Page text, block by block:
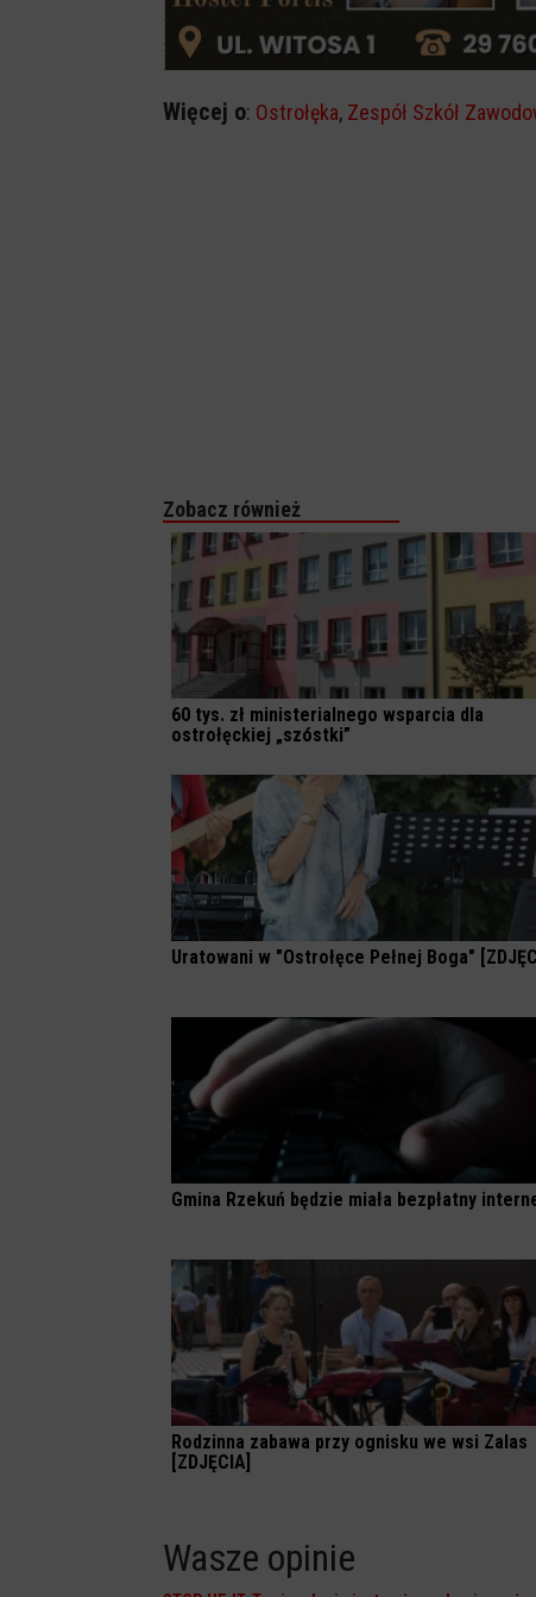
Więcej o: Ostrołęka, Zespół Szkół
Zobacz również
60 tys. zł ministerialnego wsparcia dla
ostrołęckiej „szóstki”
Uratowani w "Ostrołęce Pełnej Boga"
Gmina Rzekuń będzie miała bezpłatny
Rodzinna zabawa przy ognisku we wsi Zalas
[ZDJĘCIA]
Wasze opinie